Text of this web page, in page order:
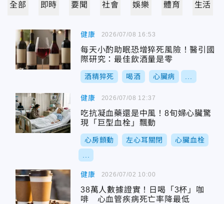
全部 即時 要聞 社會 娛樂 體育 生活
健康
每天小酌助眠恐增猝死風險！醫引國
際研究：最佳飲酒量是零
酒精猝死 喝酒 心臟病
2026/07/08 16:53
健康
吃抗凝血藥還是中風！8旬婦心臟驚
現「巨型血栓」飄動
心房顫動 左心耳關閉 心臟血栓
2026/07/08 12:37
健康
38萬人數據證實！日喝「3杯」咖
啡 心血管疾病死亡率降最低
2026/07/02 10:00